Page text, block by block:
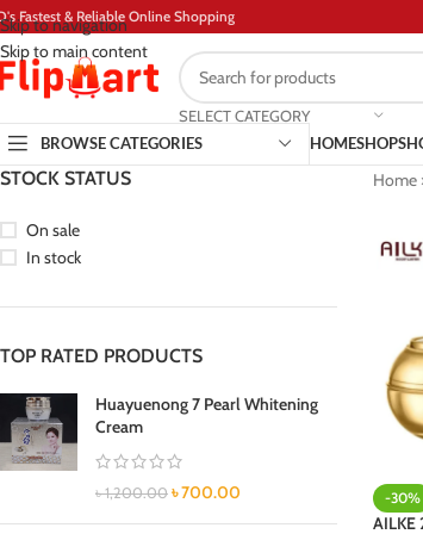
Skip to navigation
Skip to main content
Fastest & Reliable Online Shopping
SELECT CATEGORY
BROWSE CATEGORIES
HOMESHOP
STOCK STATUS
On sale
In stock
TOP RATED PRODUCTS
Huayuenong 7 Pearl Whitening
Cream
৳1,200.00 ৳700.00
Home
-30%
AILKE